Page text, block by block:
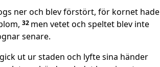
ner och blev förstört, för kornet hade
32 men vetet och speltet blev inte
senare.
ut ur staden och lyfte sina händer